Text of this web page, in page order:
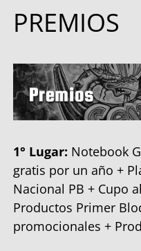
PREMIOS
1° Lugar: Notebook
gratis por un año +
Nacional PB + Cupo
Productos Primer
promocionales +